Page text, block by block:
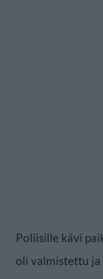
Poliisille kävi
oli valmistettu